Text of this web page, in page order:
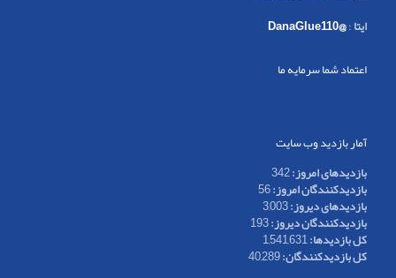
ایتا:
@DanaGlue110
اعتماد شما سرمایه ما
آمار بازدید وب سایت
بازدیدهای امروز:342
بازدیدکنندگان امروز:56
بازدیدهای دیروز:3,003
بازدیدکنندگان دیروز:193
کل بازدیدها:1,541,631
کل بازدیدکنند‌گان:40,289